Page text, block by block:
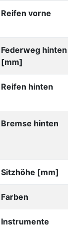
Reifen vorne
Federweg hinten
[mm]
Reifen hinten
Bremse hinten
Sitzhöhe [mm]
Farben
Instrumente